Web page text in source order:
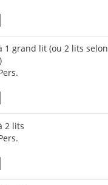
1 grand lit (ou 2 lits selon
2 lits